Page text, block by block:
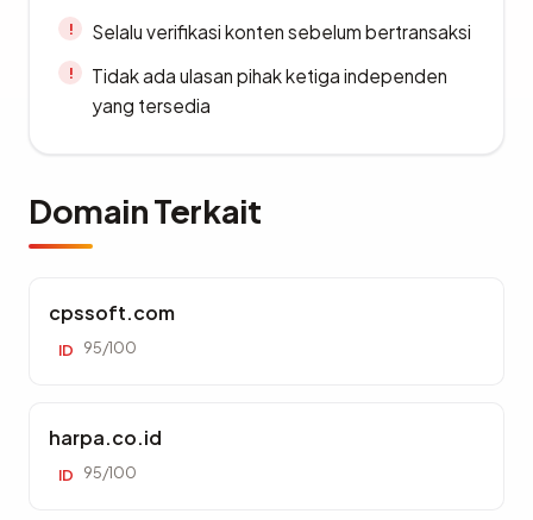
Selalu verifikasi konten sebelum bertransaksi
Tidak ada ulasan pihak ketiga independen
yang tersedia
Domain Terkait
cpssoft.com
ID 95/100
harpa.co.id
ID 95/100